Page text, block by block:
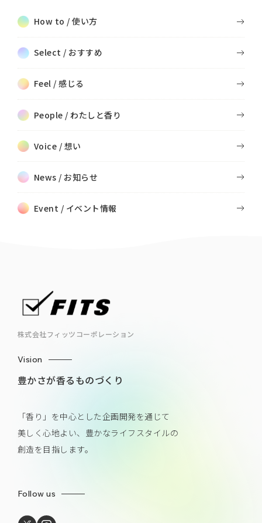
How to / 使い方
Select / おすすめ
Feel / 感じる
People / わたしと香り
Voice / 想い
News / お知らせ
Event / イベント情報
株式会社フィッツコーポレーション
Vision
豊かさが香るものづくり
「香り」を中心とした企画開発を通じて
美しく心地よい、豊かなライフスタイルの
創造を目指します。
Follow us